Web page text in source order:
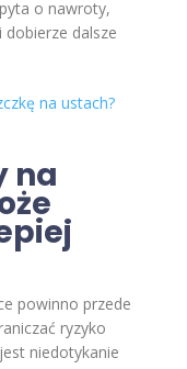
o nawroty,
dobierze dalsze
na ustach?
na
powinno przede
ryzyko
niedotykanie